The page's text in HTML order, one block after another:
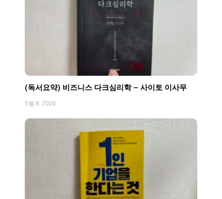
(독서요약) 비즈니스 다크심리학 – 사이토 이사무
5월 8, 2026